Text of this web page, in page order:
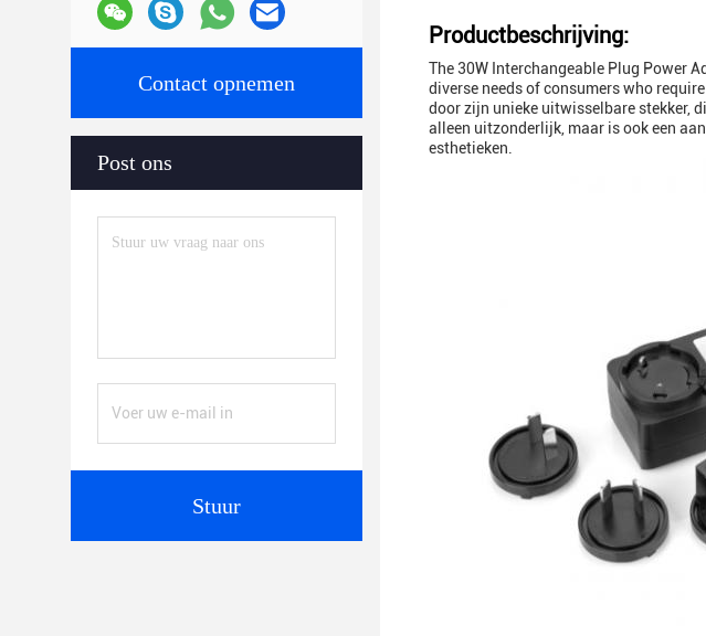
Contact opnemen
Post ons
Stuur
Productbeschrijving:
The 30W Interchangeable Plug Power
diverse needs of consumers who
door zijn unieke uitwisselbare stekker,
alleen uitzonderlijk, maar is ook een
esthetieken.